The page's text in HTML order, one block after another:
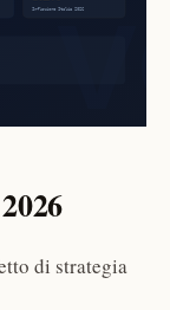
di strategia